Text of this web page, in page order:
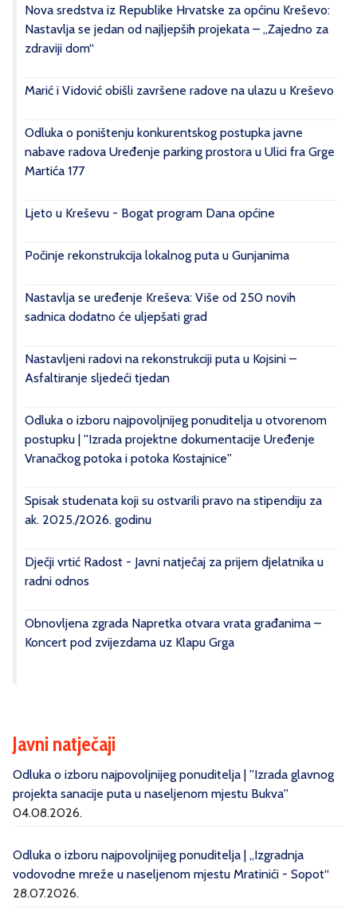
Nova sredstva iz Republike Hrvatske za općinu Kreševo:
Nastavlja se jedan od najljepših projekata – „Zajedno za
zdraviji dom“
Marić i Vidović obišli završene radove na ulazu u Kreševo
Odluka o poništenju konkurentskog postupka javne
nabave radova Uređenje parking prostora u Ulici fra Grge
Martića 177
Ljeto u Kreševu - Bogat program Dana općine
Počinje rekonstrukcija lokalnog puta u Gunjanima
Nastavlja se uređenje Kreševa: Više od 250 novih
sadnica dodatno će uljepšati grad
Nastavljeni radovi na rekonstrukciji puta u Kojsini –
Asfaltiranje sljedeći tjedan
Odluka o izboru najpovoljnijeg ponuditelja u otvorenom
postupku | ''Izrada projektne dokumentacije Uređenje
Vranačkog potoka i potoka Kostajnice''
Spisak studenata koji su ostvarili pravo na stipendiju za
ak. 2025./2026. godinu
Dječji vrtić Radost - Javni natječaj za prijem djelatnika u
radni odnos
Obnovljena zgrada Napretka otvara vrata građanima –
Koncert pod zvijezdama uz Klapu Grga
Javni natječaji
Odluka o izboru najpovoljnijeg ponuditelja | ''Izrada glavnog
projekta sanacije puta u naseljenom mjestu Bukva''
04.08.2026.
Odluka o izboru najpovoljnijeg ponuditelja | „Izgradnja
vodovodne mreže u naseljenom mjestu Mratinići - Sopot“
28.07.2026.